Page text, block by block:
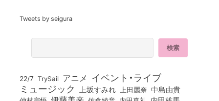
Tweets by seigura
22/7 TrySail アニメ イベント・ライブ
ミュージック 上坂すみれ 上田麗奈 中島由貴